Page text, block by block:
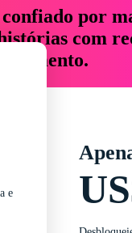
por
com
e